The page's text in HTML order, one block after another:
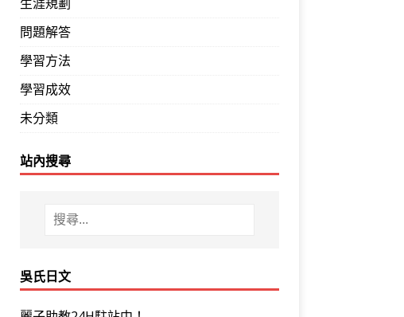
問題解答
學習方法
學習成效
未分類
站內搜尋
吳氏日文